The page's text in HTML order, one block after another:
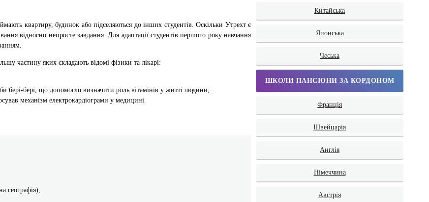
квартиру, будинок або підселяються до інших студентів. Оскільки Утрехт є
відносно непросте завдання. Для адаптації студентів першого року навчання
частину яких складають відомі фізики та лікарі:
бері-бері, що допомогло визначити роль вітамінів у житті людини;
механізм електрокардіограми у медицині.
географія),
Китайська
Японська
Чеська
ШКОЛИ ПАНСІОНИ ЗА КОРДОНОМ
Франція
Швейцарія
Англія
Німеччина
Австрія